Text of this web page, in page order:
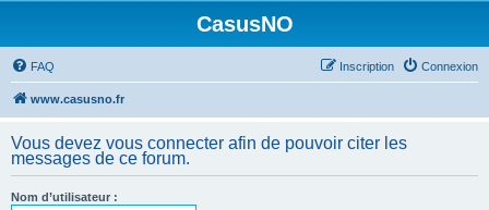
CasusNO
FAQ Connexion
Inscription
www.casusno.fr
Vous devez vous connecter afin de pouvoir citer les
messages de ce forum.
Nom d’utilisateur :